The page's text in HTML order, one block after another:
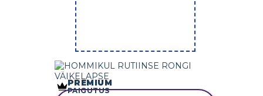
PREMIUM
PAIGUTUS